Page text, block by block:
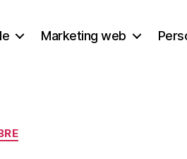
Marketing web